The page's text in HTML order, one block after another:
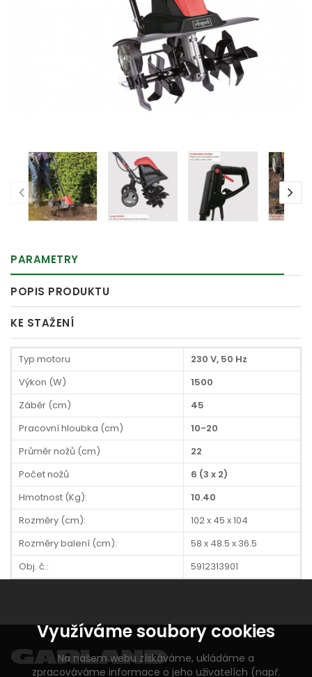
PARAMETRY
POPIS PRODUKTU
KE STAŽENÍ
Typ motoru
230 V, 50 Hz
Výkon (W)
1500
Záběr (cm)
45
Pracovní hloubka (cm)
10-20
Průměr nožů (cm)
22
Počet nožů
6 (3 x 2)
Hmotnost (Kg):
10.40
Rozměry (cm):
102 x 45 x 104
Rozměry balení (cm):
58 x 48.5 x 36.5
Obj. č.:
5912313901
Využíváme soubory cookies
Na našem webu získáváme, ukládáme a
zpracováváme informace o jeho uživatelích (např.